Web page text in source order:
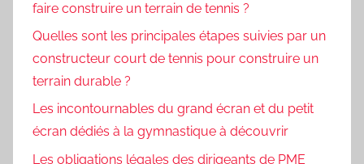
faire construire un terrain de tennis ?
Quelles sont les principales étapes suivies par un
constructeur court de tennis pour construire un
terrain durable ?
Les incontournables du grand écran et du petit
écran dédiés à la gymnastique à découvrir
Les obligations légales des dirigeants de PME